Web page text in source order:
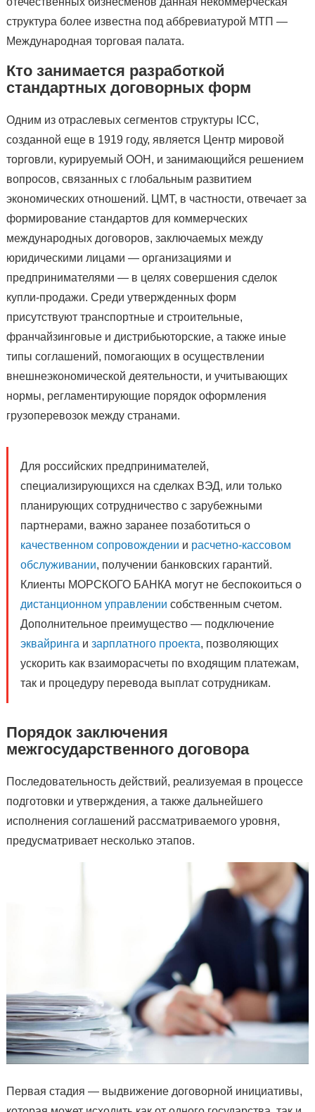
структура более известна под аббревиатурой МТП —
Международная торговая палата.
Кто занимается разработкой
стандартных договорных форм
Одним из отраслевых сегментов структуры ICC,
созданной еще в 1919 году, является Центр мировой
торговли, курируемый ООН, и занимающийся решением
вопросов, связанных с глобальным развитием
экономических отношений. ЦМТ, в частности, отвечает за
формирование стандартов для коммерческих
международных договоров, заключаемых между
юридическими лицами — организациями и
предпринимателями — в целях совершения сделок
купли-продажи. Среди утвержденных форм
присутствуют транспортные и строительные,
франчайзинговые и дистрибьюторские, а также иные
типы соглашений, помогающих в осуществлении
внешнеэкономической деятельности, и учитывающих
нормы, регламентирующие порядок оформления
грузоперевозок между странами.
Для российских предпринимателей,
специализирующихся на сделках ВЭД, или только
планирующих сотрудничество с зарубежными
партнерами, важно заранее позаботиться о
качественном сопровождении и расчетно-кассовом
обслуживании, получении банковских гарантий.
Клиенты МОРСКОГО БАНКА могут не беспокоиться о
дистанционном управлении собственным счетом.
Дополнительное преимущество — подключение
эквайринга и зарплатного проекта, позволяющих
ускорить как взаиморасчеты по входящим платежам,
так и процедуру перевода выплат сотрудникам.
Порядок заключения
межгосударственного договора
Последовательность действий, реализуемая в процессе
подготовки и утверждения, а также дальнейшего
исполнения соглашений рассматриваемого уровня,
предусматривает несколько этапов.
Первая стадия — выдвижение договорной инициативы,